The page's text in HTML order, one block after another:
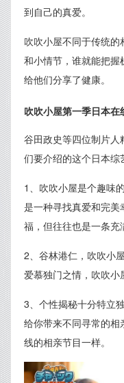
到自己的真爱。
吹吹小屋不同于传统
和小情节，谁就能把
给他们分享了健康。
吹吹小屋第一季日本
谷田政史等四位制片
们要介绍的这个日本
1、吹吹小屋是个趣味
是一种寻找真爱和完
福，但往往也是一条充
2、谷林港仁，吹吹小
爱慕独门之情，吹吹小
3、个性揭秘十分特立
给你带来不同寻常的
线的相亲节目一样。